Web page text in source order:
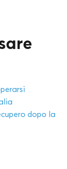
dopo la